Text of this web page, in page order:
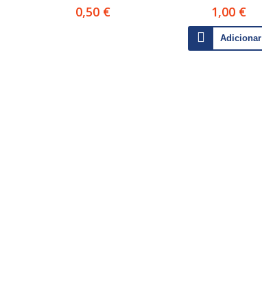
0,50 € 1,00 €
Adicionar